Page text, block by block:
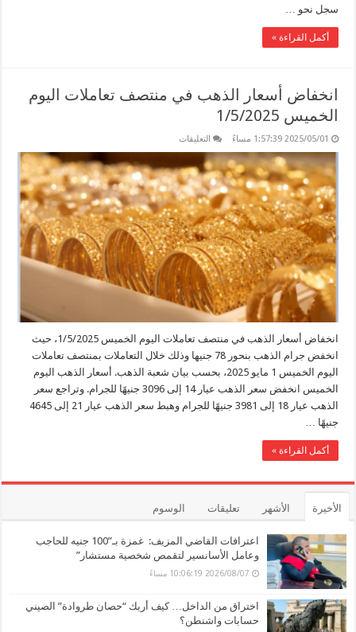
سجل نحو …
أكمل القراءة »
انخفاض أسعار الذهب في منتصف تعاملات اليوم
الخميس 1/5/2025
2025/05/01 1:57:39 مساءً التعليقات
الذهب
في
منتصف
تعاملات
اليوم
الخميس
1/5/2025
مغلقة
انخفاض أسعار الذهب في منتصف تعاملات اليوم الخميس 1/5/2025، حيث
انخفض جرام الذهب بنحور 78 جنيها وذلك خلال التعاملات بمنتصف تعاملات
اليوم الخميس 1 مايو 2025، بحسب بيان شعبة الذهب. أسعار الذهب اليوم
الخميس انخفض سعر الذهب عيار 14 إلى 3096 جنيهًا للجرام. وتراجع سعر
الذهب عيار 18 إلى 3981 جنيهًا للجرام وهبط سعر الذهب عيار 21 إلى 4645
جنيهًا …
أكمل القراءة »
الأخيرة الأشهر تعليقات الوسوم
اعترافات القاضي المزيف: غمزة بـ”100 جنيه للحاجب
وعامل الأسانسير لتقمص شخصية مستشار”
2026/08/07 10:06:19 مساءً
اختراق من الداخل… كيف أربك “حصان طروادة” الصيني
حسابات واشنطن؟